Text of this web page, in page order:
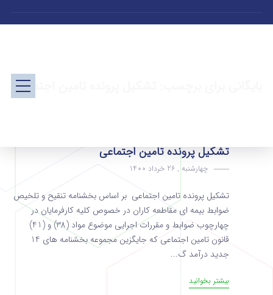
بایگانی برای برچسب: تشکیل پرونده تامین اجتماعی
تشکیل پرونده تامین اجتماعی
چهارشنبه , 26 خرداد 1400
تشکیل پرونده تامین اجتماعی بر اساس بخشنامه تنقیح و تلخیص
ضوابط بیمه ای مقاطعه کاران در خصوص کلیه کارفرمایان در
چهارچوب ضوابط و مقررات اجرایی موضوع مواد (38) و (41)
قانون تامین اجتماعی که جایگزین مجموعه بخشنامه های 14
جدید درآمد گ...
بیشتر بخوانید